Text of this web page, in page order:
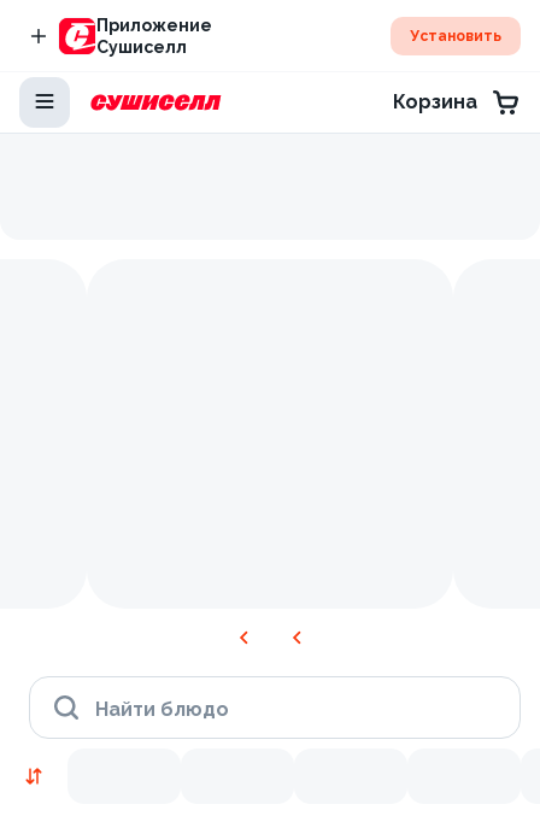
Приложение
Сушиселл
Установить
Корзина
Найти блюдо